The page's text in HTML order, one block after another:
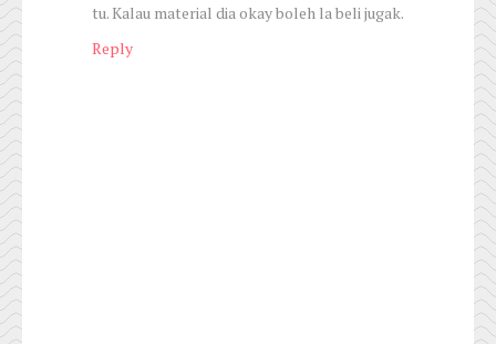
tu. Kalau material dia okay boleh la beli jugak.
Reply